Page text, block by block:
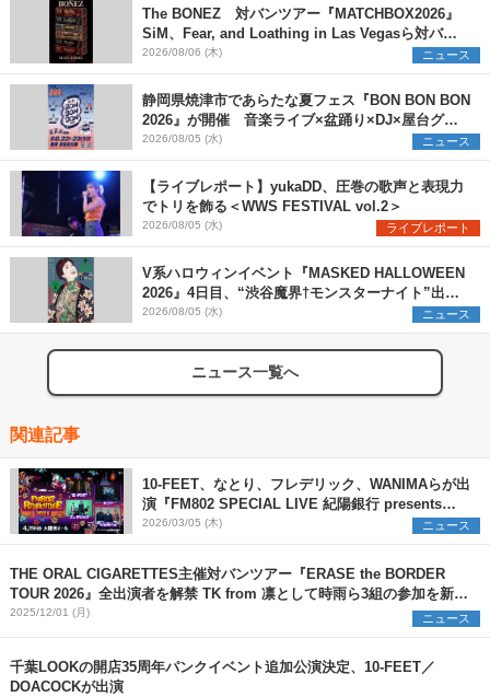
The BONEZ 対バンツアー『MATCHBOX2026』
SiM、Fear, and Loathing in Las Vegasら対バン
アーティストを一斉解禁
2026/08/06 (木) ニュース
静岡県焼津市であらたな夏フェス『BON BON BON
2026』が開催 音楽ライブ×盆踊り×DJ×屋台グル
メ×ランタンナイトで彩る2日間
2026/08/05 (水) ニュース
【ライブレポート】yukaDD、圧巻の歌声と表現力
でトリを飾る＜WWS FESTIVAL vol.2＞
2026/08/05 (水) ライブレポート
V系ハロウィンイベント『MASKED HALLOWEEN
2026』4日目、“渋谷魔界†モンスターナイト”出演6
組を発表
2026/08/05 (水) ニュース
ニュース一覧へ
関連記事
10-FEET、なとり、フレデリック、WANIMAらが出
演『FM802 SPECIAL LIVE 紀陽銀行 presents
REQUESTAGE 2026』開催決定
2026/03/05 (木) ニュース
THE ORAL CIGARETTES主催対バンツアー『ERASE the BORDER
TOUR 2026』全出演者を解禁 TK from 凛として時雨ら3組の参加を新た
に発表
2025/12/01 (月) ニュース
千葉LOOKの開店35周年パンクイベント追加公演決定、10-FEET／
DOACOCKが出演